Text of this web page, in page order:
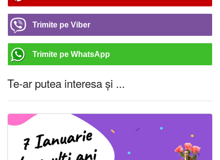
Trimite pe Viber
Trimite pe WhatsApp
Te-ar putea interesa și ...